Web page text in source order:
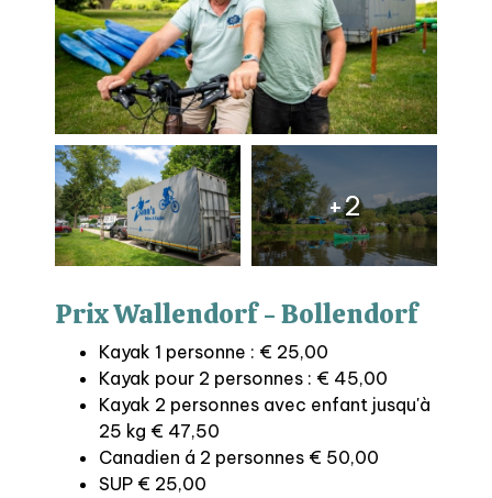
2
Prix Wallendorf - Bollendorf
Kayak 1 personne : € 25,00
Kayak pour 2 personnes : € 45,00
Kayak 2 personnes avec enfant jusqu'à
25 kg € 47,50
Canadien á 2 personnes € 50,00
SUP € 25,00